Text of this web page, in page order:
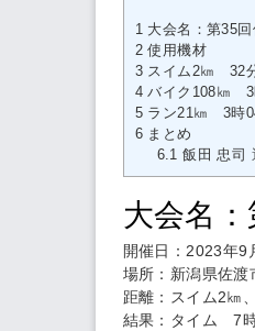
1 大会名：第35
2 使用機材
3 スイム2㎞ 32
4 バイク108㎞ 3
5 ラン21㎞ 3時
6 まとめ
6.1 飯田 忠司
大会名
開催日：2023年9
場所：新潟県佐渡
距離：スイム2㎞
結果：タイム